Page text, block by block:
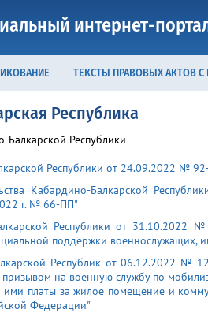
интернет-
ТЕКСТЫ ПРАВОВЫХ АКТОВ
Республика
Республики
Республики от 24.09.2022 №
Кабардино-Балкарской
г. № 66-ПП"
Республики от 31.10.2022
поддержки военнослужащих,
Республик от 06.12.2022 №
на военную службу по
ими платы за жилое помещение и
Федерации"